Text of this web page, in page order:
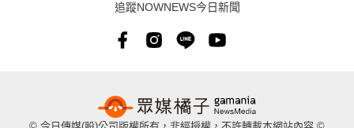
追蹤NOWNEWS今日新聞